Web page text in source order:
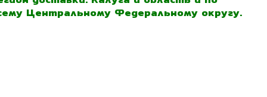
Центральному Федеральному округу.